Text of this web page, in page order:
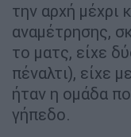
την αρχή μέχρι
αναμέτρησης,
το ματς, είχε
πέναλτι), είχε
ήταν η ομάδα
γήπεδο.